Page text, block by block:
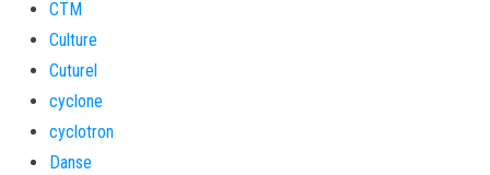
CTM
Culture
Cuturel
cyclone
cyclotron
Danse